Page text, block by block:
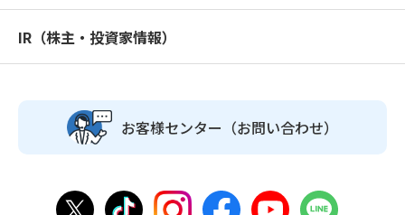
IR（株主・投資家情報）
お客様センター （お問い合わせ）